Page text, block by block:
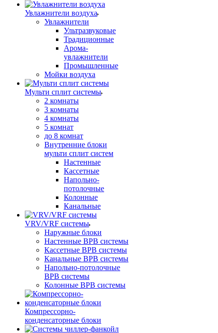
Увлажнители воздуха
Увлажнители
Ультразвуковые
Традиционные
Арома-
увлажнители
Промышленные
Мойки воздуха
Мульти сплит системы
2 комнаты
3 комнаты
4 комнаты
5 комнат
до 8 комнат
Внутренние блоки
мульти сплит систем
Настенные
Кассетные
Напольно-
потолочные
Колонные
Канальные
VRV/VRF системы
Наружные блоки
Настенные ВРВ системы
Кассетные ВРВ системы
Канальные ВРВ системы
Напольно-потолочные
ВРВ системы
Колонные ВРВ системы
Компрессорно-
конденсаторные блоки